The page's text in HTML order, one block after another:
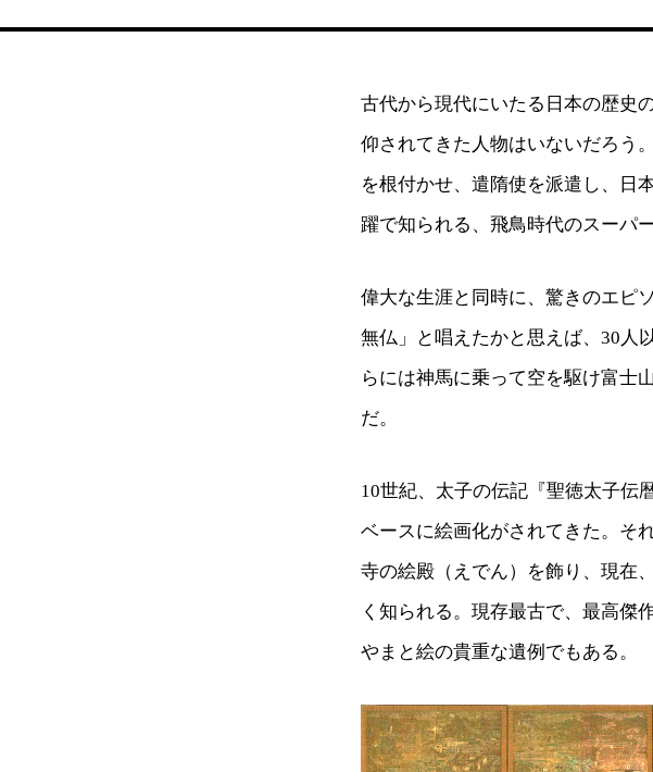
古代から現代にいたる日本の歴史
仰されてきた人物はいないだろう
を根付かせ、遣隋使を派遣し、日
躍で知られる、飛鳥時代のスーパ
偉大な生涯と同時に、驚きのエピ
無仏」と唱えたかと思えば、30人
らには神馬に乗って空を駆け富
だ。
10世紀、太子の伝記『聖徳太子伝
ベースに絵画化がされてきた。そ
寺の絵殿（えでん）を飾り、現在
く知られる。現存最古で、最高傑
やまと絵の貴重な遺例でもある。